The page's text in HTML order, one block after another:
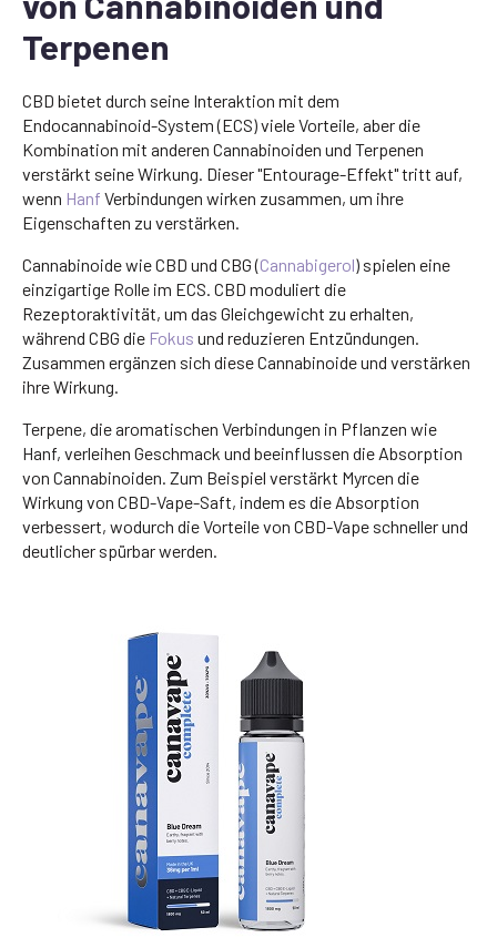
Terpenen
CBD bietet durch seine Interaktion mit dem
Endocannabinoid-System (ECS) viele Vorteile, aber die
Kombination mit anderen Cannabinoiden und Terpenen
verstärkt seine Wirkung. Dieser "Entourage-Effekt" tritt auf,
wenn Hanf Verbindungen wirken zusammen, um ihre
Eigenschaften zu verstärken.
Cannabinoide wie CBD und CBG (Cannabigerol) spielen eine
einzigartige Rolle im ECS. CBD moduliert die
Rezeptoraktivität, um das Gleichgewicht zu erhalten,
während CBG die Fokus und reduzieren Entzündungen.
Zusammen ergänzen sich diese Cannabinoide und verstärken
ihre Wirkung.
Terpene, die aromatischen Verbindungen in Pflanzen wie
Hanf, verleihen Geschmack und beeinflussen die Absorption
von Cannabinoiden. Zum Beispiel verstärkt Myrcen die
Wirkung von CBD-Vape-Saft, indem es die Absorption
verbessert, wodurch die Vorteile von CBD-Vape schneller und
deutlicher spürbar werden.